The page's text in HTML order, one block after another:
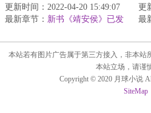
人，然而他面对的处境却
并不是十分乐观。
更新时间：2022-04-20 15:49:07
最新章节： 新书《靖安侯》已发
更
最
本站若有图片广告属于第三方接入，非本站
本站立场，请谨
Copyright © 2020 月球小说
SiteMap